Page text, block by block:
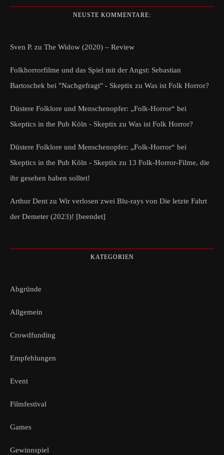
NEUSTE KOMMENTARE:
Sven P. zu The Widow (2020) – Review
Folkhorrorfilme und das Spiel mit der Angst: Sebastian
Bartoschek bei "Nachgefragt" - Skeptix zu Was ist Folk Horror?
Düstere Folklore und Menschenopfer: „Folk-Horror“ bei
Skeptics in the Pub Köln - Skeptix zu Was ist Folk Horror?
Düstere Folklore und Menschenopfer: „Folk-Horror“ bei
Skeptics in the Pub Köln - Skeptix zu 13 Folk-Horror-Filme, die
ihr gesehen haben solltet!
Arthur Dent zu Wir verlosen zwei Blu-rays von Die letzte Fahrt
der Demeter (2023)! [beendet]
KATEGORIEN
Abgründe
Allgemein
Crowdfunding
Empfehlungen
Event
Filmfestival
Games
Gewinnspiel